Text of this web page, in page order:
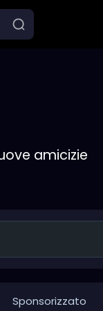
amicizie
Sponsorizzato